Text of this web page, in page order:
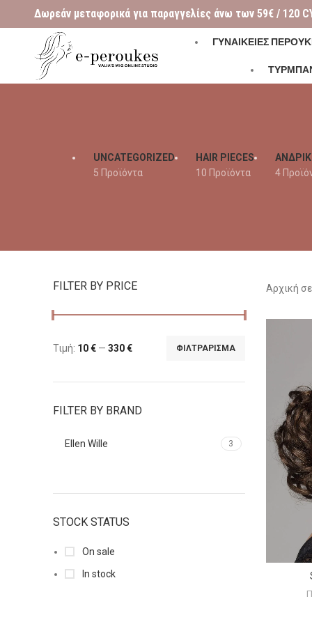
Δωρεάν μεταφορικά για παραγγελίες άνω των 59€ / 120
ΓΥΝΑΙΚΕΊΕΣ
UNCATEGORIZED
5 Προϊόντα
HAIR PIECES
10 Προϊόντα
4
FILTER BY PRICE
ΦΙΛΤΡΆΡΙΣΜΑ
Τιμή: 10 € — 330 €
FILTER BY BRAND
Ellen Wille 3
STOCK STATUS
On sale
In stock
Αρχική